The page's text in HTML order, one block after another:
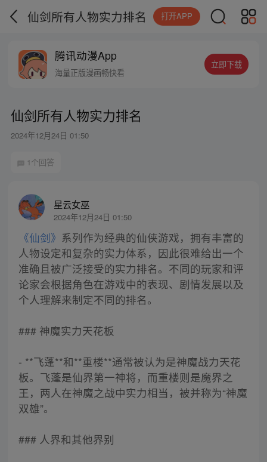
仙剑所有人物实力排名 打开APP
腾讯动漫App
海量正版漫画畅快看
立即下载
仙剑所有人物实力排名
2024年12月24日 01:50
1个回答
星云女巫
2024年12月24日 01:50
《仙剑》 系列作为经典的仙侠游戏，拥有丰富的
人物设定和复杂的实力体系，因此很难给出一个
准确且被广泛接受的实力排名。不同的玩家和评
论家会根据角色在游戏中的表现、剧情发展以及
个人理解来制定不同的排名。
### 神魔实力天花板
- **飞蓬**和**重楼**通常被认为是神魔战力天花
板。飞蓬是仙界第一神将，而重楼则是魔界之
王，两人在神魔之战中实力相当，被并称为“神魔
双雄”。
### 人界和其他界别